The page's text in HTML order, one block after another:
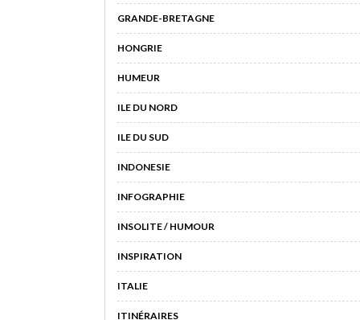
GRANDE-BRETAGNE
HONGRIE
HUMEUR
ILE DU NORD
ILE DU SUD
INDONESIE
INFOGRAPHIE
INSOLITE / HUMOUR
INSPIRATION
ITALIE
ITINÉRAIRES